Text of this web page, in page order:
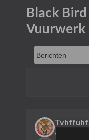
Black
Vuurwerk
Tvhffuhf
AVP Lid